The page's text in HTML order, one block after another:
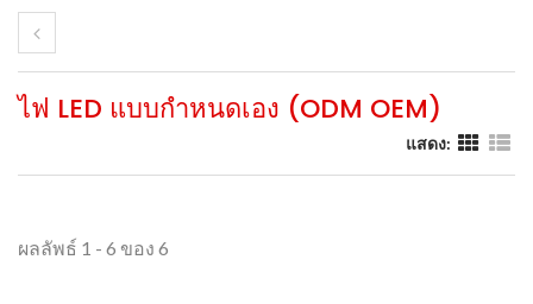
ไฟ LED แบบกำหนดเอง (ODM OEM)
แสดง:
ผลลัพธ์ 1 - 6 ของ 6